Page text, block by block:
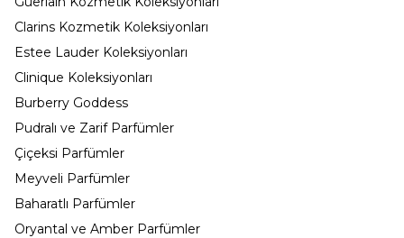
Clarins Kozmetik Koleksiyonları
Estee Lauder Koleksiyonları
Clinique Koleksiyonları
Burberry Goddess
Pudralı ve Zarif Parfümler
Çiçeksi Parfümler
Meyveli Parfümler
Baharatlı Parfümler
Oryantal ve Amber Parfümler